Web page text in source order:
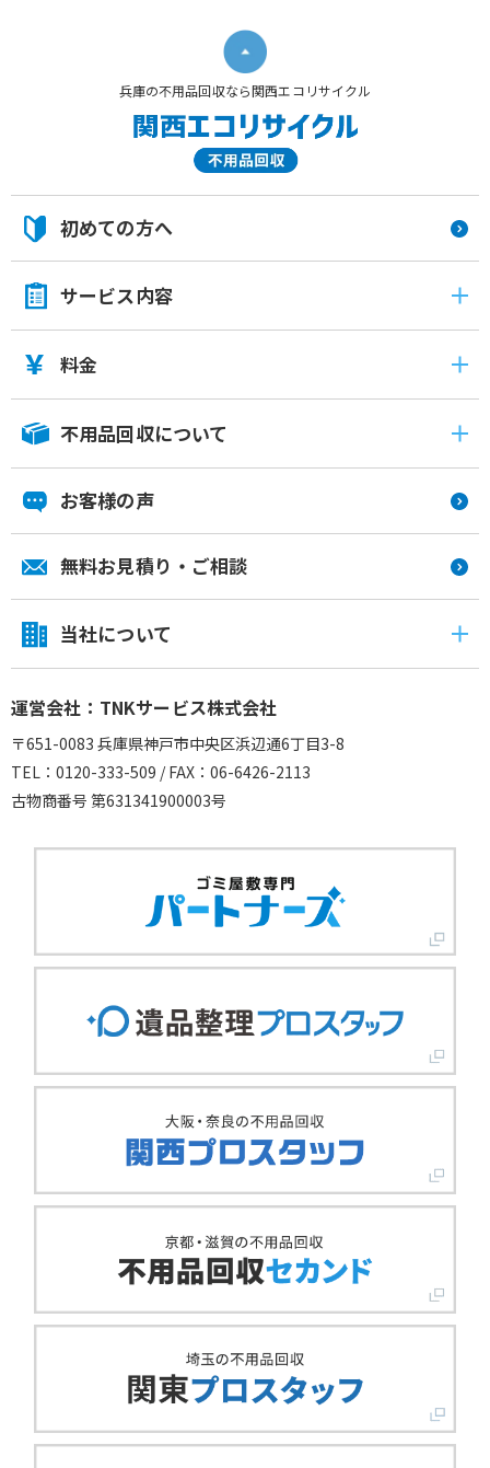
兵庫の不用品回収なら関西エコリサイクル
初めての方へ
サービス内容
料金
不用品回収について
お客様の声
無料お見積り・ご相談
当社について
運営会社：TNKサービス株式会社
〒651-0083 兵庫県神戸市中央区浜辺通6丁目3-8
TEL：0120-333-509 / FAX：06-6426-2113
古物商番号 第631341900003号